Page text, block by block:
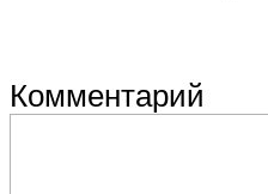
Комментарий